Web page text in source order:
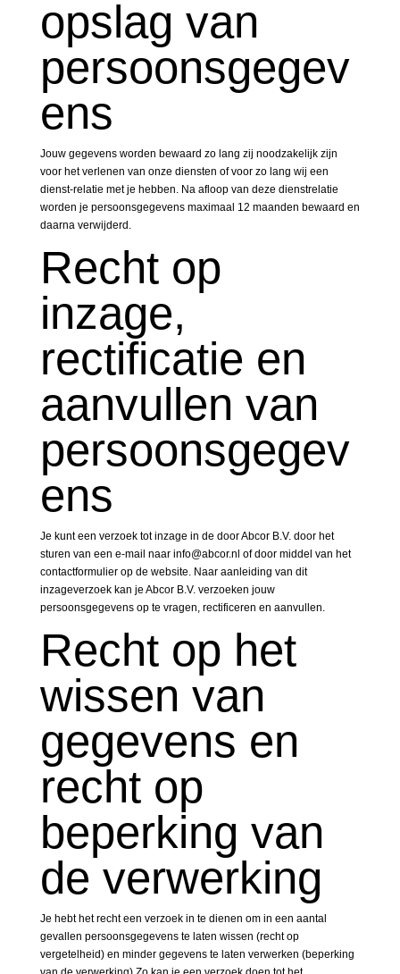
opslag van
persoonsgegev
ens
Jouw gegevens worden bewaard zo lang zij noodzakelijk zijn
voor het verlenen van onze diensten of voor zo lang wij een
dienst-relatie met je hebben. Na afloop van deze dienstrelatie
worden je persoonsgegevens maximaal 12 maanden bewaard en
daarna verwijderd.
Recht op
inzage,
rectificatie en
aanvullen van
persoonsgegev
ens
Je kunt een verzoek tot inzage in de door Abcor B.V. door het
sturen van een e-mail naar info@abcor.nl of door middel van het
contactformulier op de website. Naar aanleiding van dit
inzageverzoek kan je Abcor B.V. verzoeken jouw
persoonsgegevens op te vragen, rectificeren en aanvullen.
Recht op het
wissen van
gegevens en
recht op
beperking van
de verwerking
Je hebt het recht een verzoek in te dienen om in een aantal
gevallen persoonsgegevens te laten wissen (recht op
vergetelheid) en minder gegevens te laten verwerken (beperking